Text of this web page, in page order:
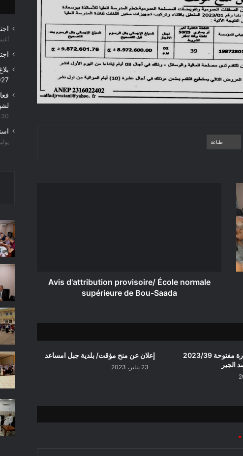
طباعة
Avis d'attribution provisoire/ École normale
supérieure de Bou-Saada
إعلان عن استشارة مفتوحة 2023/39
الجير
إعلان عن منح مؤقت/ بلدية جبل امساعد
23 يناير، 2023
*
30 يوليو، 2026
يوليو،